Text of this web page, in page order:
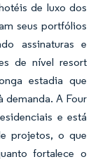
de luxo dos
seus portfólios
assinaturas e
de nível resort
estadia que
demanda. A Four
e está
projetos, o que
fortalece o